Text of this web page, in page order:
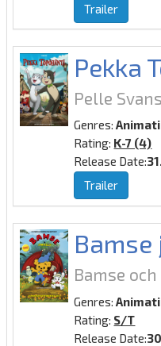
Trailer
Pekka
Pelle
Genres:
Rating: K-7 (4)
Release Date:
Trailer
Bamse
Genres:
Rating: S/T
Release Date: